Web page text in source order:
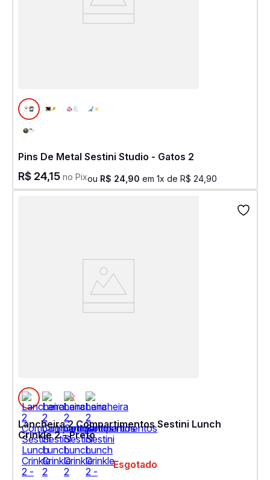
Pins De Metal Sestini Studio - Gatos 2
R$ 24,15 no Pixou R$ 24 90 em 1x de R$ 24 90
Lancheira 2 Compartimentos Sestini Lunch
Crinkle 2 - Preto
Esgotado